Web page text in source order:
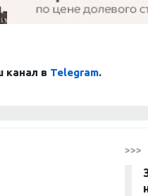
канал в Telegram.
>>>